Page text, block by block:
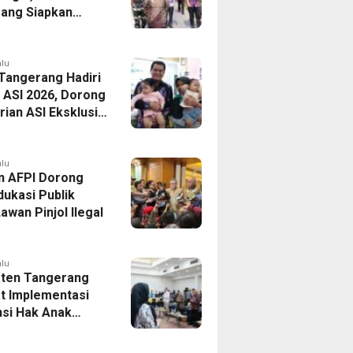
Siapkan
di Tigaraksa
Hadiri
ASI 2026, Dorong
ASI Eksklusif
AFPI Dorong
Publik
Pinjol Ilegal
Tangerang
Implementasi
Hak Anak